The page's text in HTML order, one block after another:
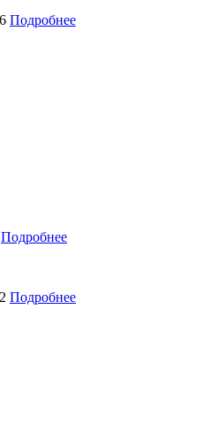
Подробнее
Подробнее
Подробнее